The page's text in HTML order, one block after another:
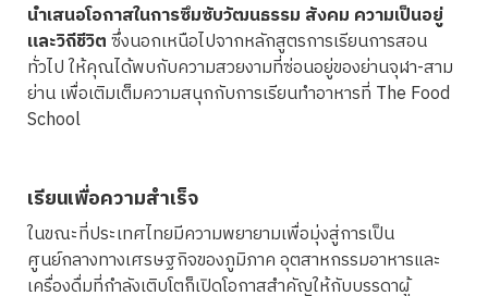
นำเสนอโอกาสในการซึมซับวัฒนธรรม สังคม ความเป็นอยู่
และวิถีชีวิตซึ่งนอกเหนือไปจากหลักสูตรการเรียนการสอน
ทั่วไป ให้คุณได้พบกับความสวยงามที่ซ่อนอยู่ของย่านจุฬา-สาม
ย่าน เพื่อเติมเต็มความสนุกกับการเรียนทำอาหารที่ The Food
School
เรียนเพื่อความสำเร็จ
ในขณะที่ประเทศไทยมีความพยายามเพื่อมุ่งสู่การเป็น
ศูนย์กลางทางเศรษฐกิจของภูมิภาค อุตสาหกรรมอาหารและ
เครื่องดื่มที่กำลังเติบโตก็เปิดโอกาสสำคัญให้กับบรรดาผู้